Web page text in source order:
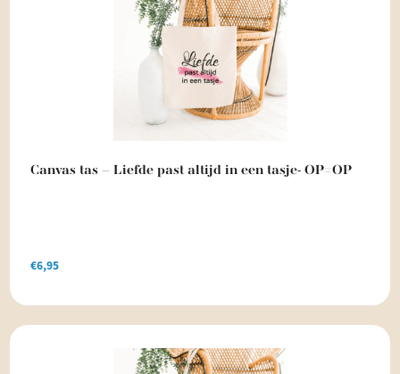
Canvas tas – Liefde past altijd in een tasje- OP=OP
€6,95